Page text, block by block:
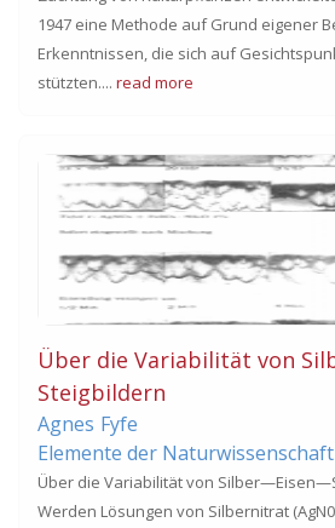
1947 eine Methode auf Grund eigener
Erkenntnissen, die sich auf
stützten.... read more
Über die Variabilität von
Steigbildern
Agnes Fyfe
Elemente der Naturwissenschaft
Über die Variabilität von
Werden Lösungen von Silbernitrat